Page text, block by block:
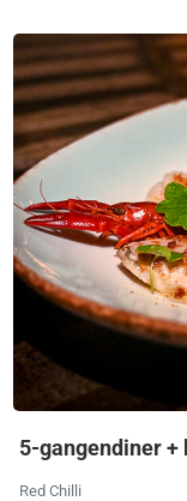
5-gangendiner +
Red Chilli